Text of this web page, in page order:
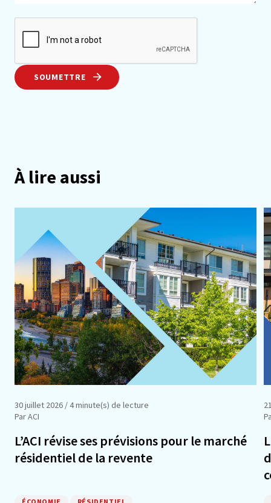
SOUMETTRE
À lire aussi
30 juillet 2026 / 4 minute(s) de lecture
Par ACI
L’ACI révise ses prévisions pour le marché
résidentiel de la revente